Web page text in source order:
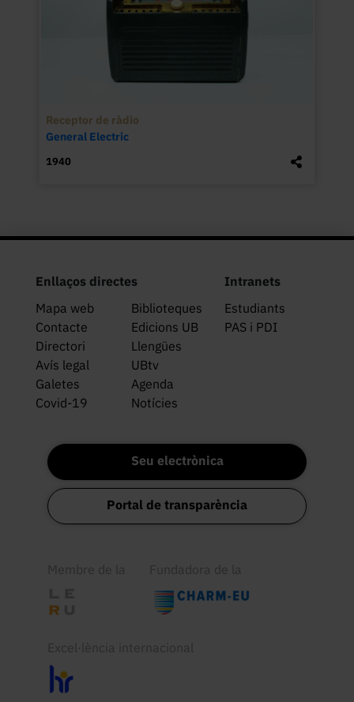
Receptor de ràdio
General Electric
1940
Enllaços directes
Mapa web
Biblioteques
Contacte
Edicions UB
Directori
Llengües
Avís legal
UBtv
Galetes
Agenda
Covid-19
Notícies
Intranets
Estudiants
PAS i PDI
Seu electrònica
Portal de transparència
Membre de la Fundadora de la
Excel·lència internacional